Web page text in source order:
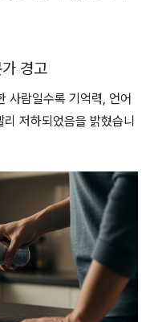
경고
사람일수록 기억력, 언어
저하되었음을 밝혔습니